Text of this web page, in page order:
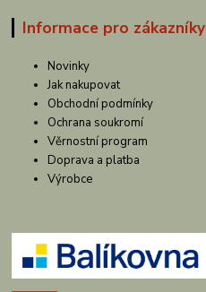
Informace pro zákazníky
Novinky
Jak nakupovat
Obchodní podmínky
Ochrana soukromí
Věrnostní program
Doprava a platba
Výrobce